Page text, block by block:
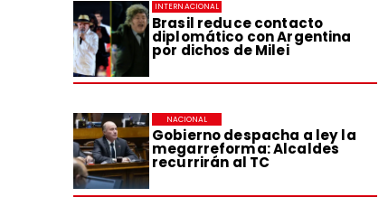
Brasil reduce contacto
diplomático con Argentina
por dichos de Milei
INTERNACIONAL
Gobierno despacha a ley la
megarreforma: Alcaldes
recurrirán al TC
NACIONAL